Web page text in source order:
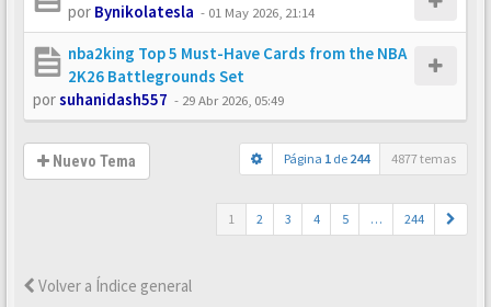
por Bynikolatesla - 01 May 2026, 21:14
nba2king Top 5 Must-Have Cards from the NBA
2K26 Battlegrounds Set
porsuhanidash557 - 29 Abr 2026, 05:49
Nuevo Tema Página 1 de 244 4877 temas
1 2 3 4 5 … 244
Volver a Índice general